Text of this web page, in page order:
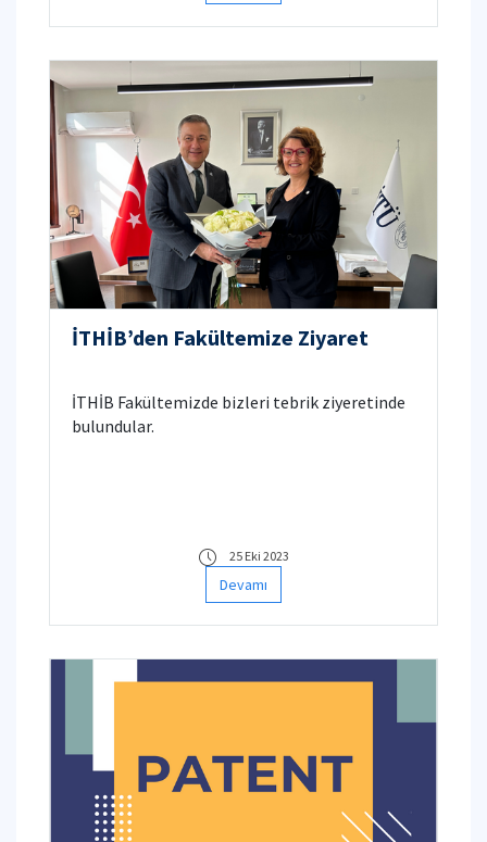
İTHİB’den Fakültemize Ziyaret
İTHİB Fakültemizde bizleri tebrik ziyeretinde
bulundular.
25 Eki 2023
Devamı